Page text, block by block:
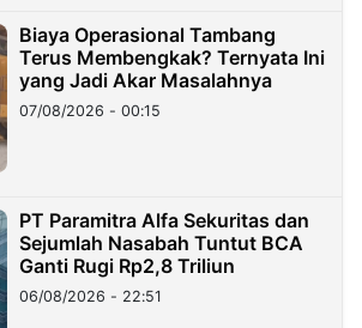
Biaya Operasional Tambang
Terus Membengkak? Ternyata Ini
yang Jadi Akar Masalahnya
07/08/2026 - 00:15
PT Paramitra Alfa Sekuritas dan
Sejumlah Nasabah Tuntut BCA
Ganti Rugi Rp2,8 Triliun
06/08/2026 - 22:51